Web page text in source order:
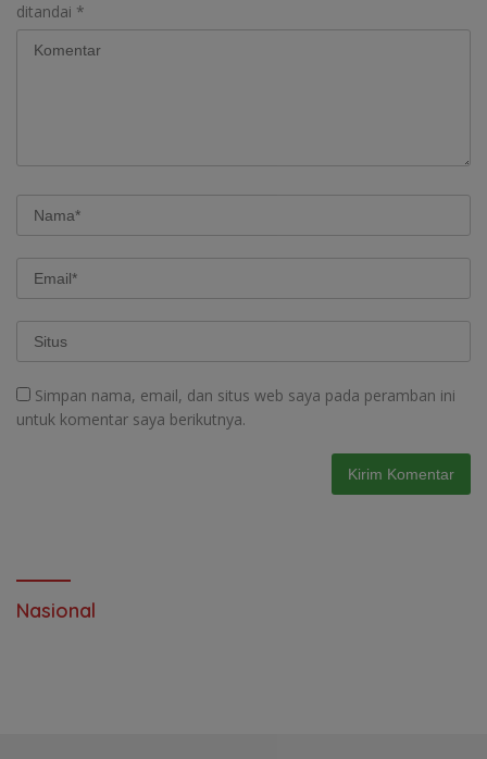
ditandai *
Simpan nama, email, dan situs web saya pada peramban ini
untuk komentar saya berikutnya.
Nasional